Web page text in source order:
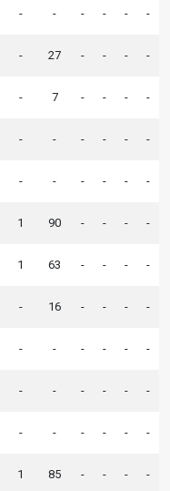
- - - - - -
- 27 - - - -
- 7 - - - -
- - - - - -
- - - - - -
1 90 - - - -
1 63 - - - -
- 16 - - - -
- - - - - -
- - - - - -
- - - - - -
1 85 - - - -